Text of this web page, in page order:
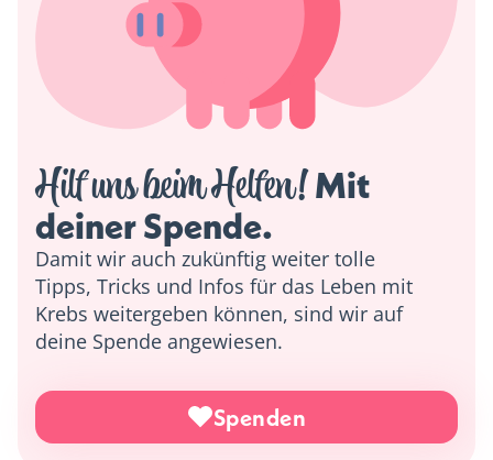
Hilf uns beim Helfen! Mit
deiner Spende.
Damit wir auch zukünftig weiter tolle
Tipps, Tricks und Infos für das Leben mit
Krebs weitergeben können, sind wir auf
deine Spende angewiesen.
Spenden